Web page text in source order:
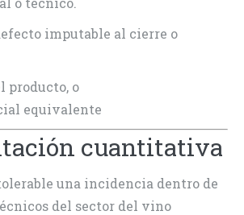
imputable al cierre o
producto, o
equivalente
cuantitativa
una incidencia dentro de
del sector del vino